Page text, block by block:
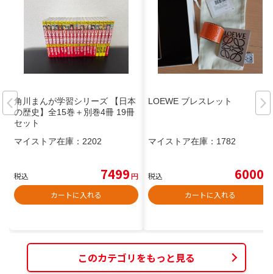
角川まんが学習シリーズ 【日本
の歴史】全15巻＋別巻4冊 19冊
セット
マイストア在庫： 2202
税込 7499円
カートに入れる
LOEWE ブレスレット
マイストア在庫： 1782
税込 6000
カートに入れる
このカテゴリをもっと見る